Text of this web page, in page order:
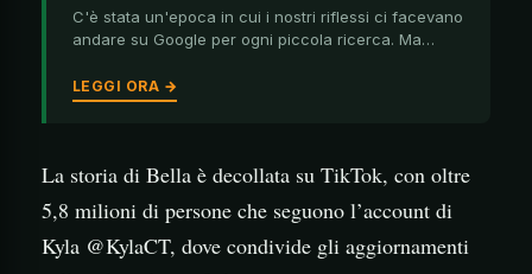
C'è stata un'epoca in cui i nostri riflessi ci facevano
andare su Google per ogni piccola ricerca. Ma…
LEGGI ORA →
La storia di Bella è decollata su TikTok, con oltre
5,8 milioni di persone che seguono l’account di
Kyla @KylaCT, dove condivide gli aggiornamenti